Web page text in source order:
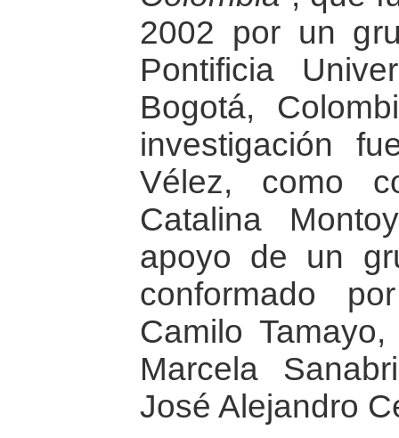
2002 por un
Pontificia
Bogotá,
investigación
Vélez, como
Catalina
apoyo de un
conformado
Camilo
Marcela
José Alejandro